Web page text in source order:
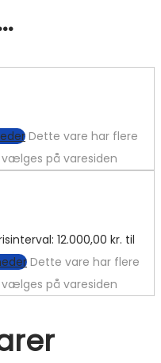
Dette vare har flere
på varesiden
12.000,00 kr. til
Dette vare har flere
på varesiden